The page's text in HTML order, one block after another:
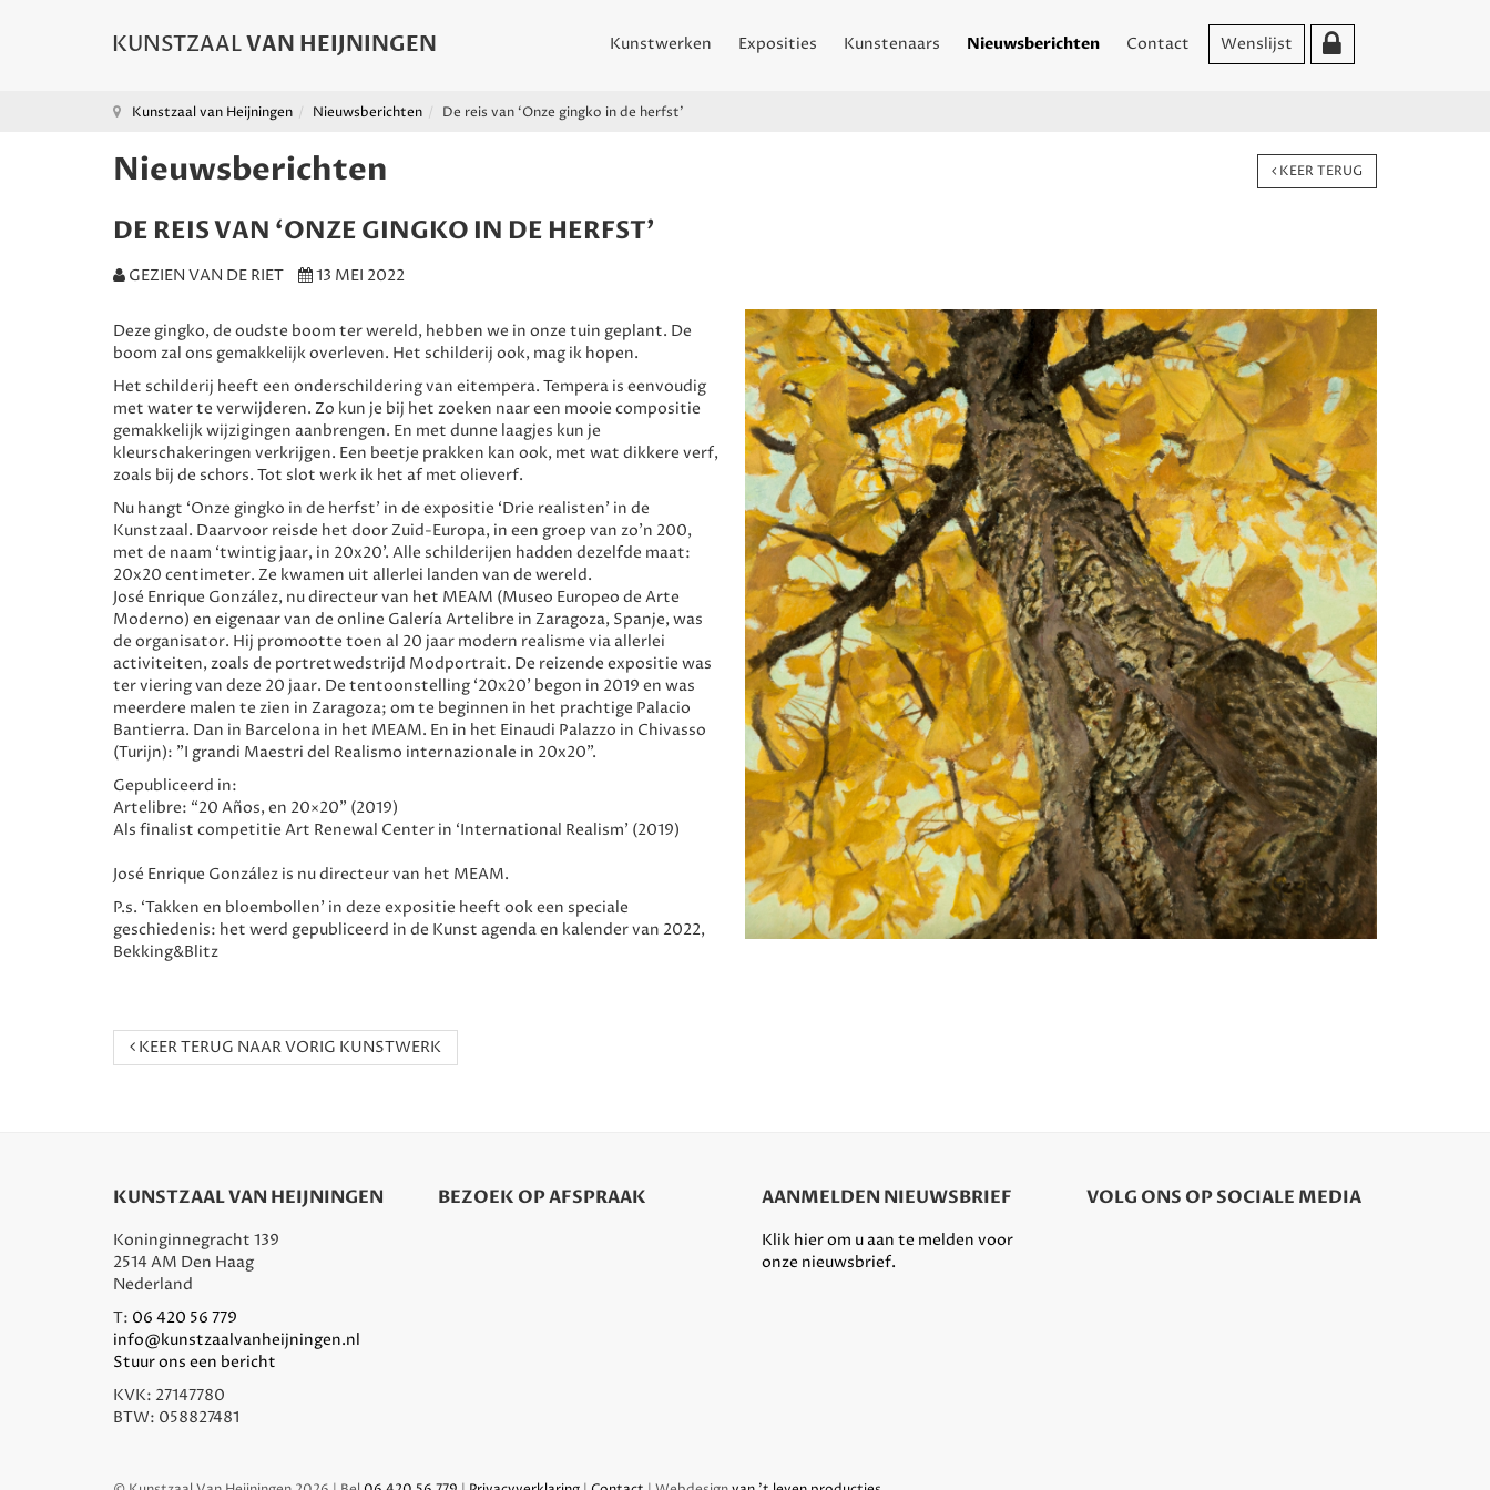
Kunstwerken Exposities Kunstenaars Nieuwsberichten Contact Wenslijst
Kunstzaal van Heijningen Nieuwsberichten De reis van ‘Onze gingko in de herfst’
KEER TERUG
Nieuwsberichten
DE REIS VAN ‘ONZE GINGKO IN DE HERFST’
GEZIEN VAN DE RIET 13 MEI 2022
Deze gingko, de oudste boom ter wereld, hebben we in onze tuin geplant. De
boom zal ons gemakkelijk overleven. Het schilderij ook, mag ik hopen.
Het schilderij heeft een onderschildering van eitempera. Tempera is eenvoudig
met water te verwijderen. Zo kun je bij het zoeken naar een mooie compositie
gemakkelijk wijzigingen aanbrengen. En met dunne laagjes kun je
kleurschakeringen verkrijgen. Een beetje prakken kan ook, met wat dikkere verf,
zoals bij de schors. Tot slot werk ik het af met olieverf.
Nu hangt ‘Onze gingko in de herfst’ in de expositie ‘Drie realisten’ in de
Kunstzaal. Daarvoor reisde het door Zuid-Europa, in een groep van zo’n 200,
met de naam ‘twintig jaar, in 20x20’. Alle schilderijen hadden dezelfde maat:
20x20 centimeter. Ze kwamen uit allerlei landen van de wereld.
José Enrique González, nu directeur van het MEAM (Museo Europeo de Arte
Moderno) en eigenaar van de online Galería Artelibre in Zaragoza, Spanje, was
de organisator. Hij promootte toen al 20 jaar modern realisme via allerlei
activiteiten, zoals de portretwedstrijd Modportrait. De reizende expositie was
ter viering van deze 20 jaar. De tentoonstelling ‘20x20’ begon in 2019 en was
meerdere malen te zien in Zaragoza; om te beginnen in het prachtige Palacio
Bantierra. Dan in Barcelona in het MEAM. En in het Einaudi Palazzo in Chivasso
(Turijn): "I grandi Maestri del Realismo internazionale in 20x20".
Gepubliceerd in:
Artelibre: “20 Años, en 20×20” (2019)
Als finalist competitie Art Renewal Center in ‘International Realism’ (2019)
José Enrique González is nu directeur van het MEAM.
P.s. ‘Takken en bloembollen’ in deze expositie heeft ook een speciale
geschiedenis: het werd gepubliceerd in de Kunst agenda en kalender van 2022,
Bekking&Blitz
KEER TERUG NAAR VORIG KUNSTWERK
KUNSTZAAL VAN HEIJNINGEN
Koninginnegracht 139
2514 AM Den Haag
Nederland
T: 06 420 56 779
info@kunstzaalvanheijningen.nl
Stuur ons een bericht
KVK: 27147780
BTW: 058827481
BEZOEK OP AFSPRAAK AANMELDEN NIEUWSBRIEF
Klik hier om u aan te melden voor
onze nieuwsbrief.
VOLG ONS OP SOCIALE MEDIA